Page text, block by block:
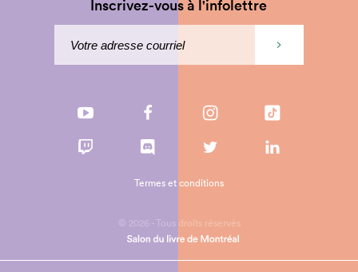
Inscrivez-vous à l'infolettre
© 2026 - Tous droits réservés
Termes et conditions